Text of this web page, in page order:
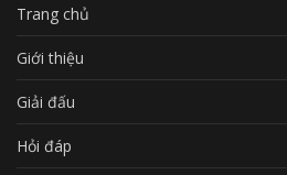
Trang chủ
Giới thiệu
Giải đấu
Hỏi đáp